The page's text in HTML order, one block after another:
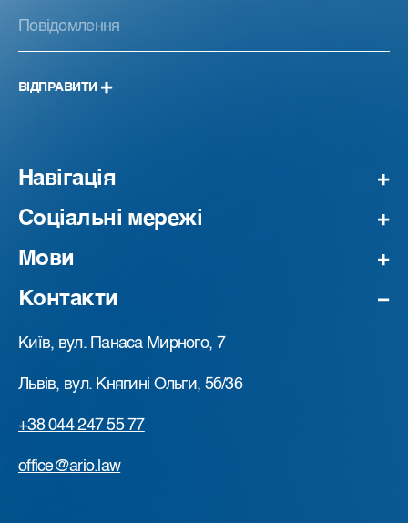
ВІДПРАВИТИ
Навігація
Соціальні мережі
Мови
Контакти
Київ, вул. Панаса Мирного, 7
Львів, вул. Княгині Ольги, 5б/36
+38 044 247 55 77
office@ario.law